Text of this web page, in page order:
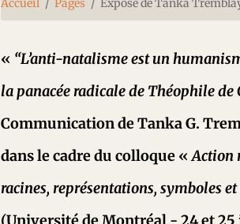
Accueil Pages Exposé de Tanka
« “L’anti-natalisme est un
la panacée radicale de Théophile de
Communication de Tanka G.
dans le cadre du colloque «Action
racines, représentations, symboles
(Université de Montréal - 24 et 25